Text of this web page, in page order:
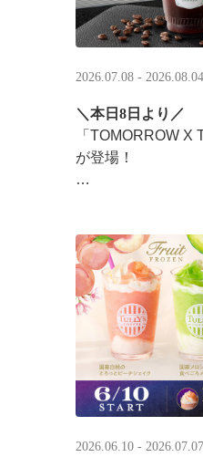
2026.07.08 - 2026.08.04
＼本日8日より／
「TOMORROW
が登場！
2026.06.10 - 2026.07.07